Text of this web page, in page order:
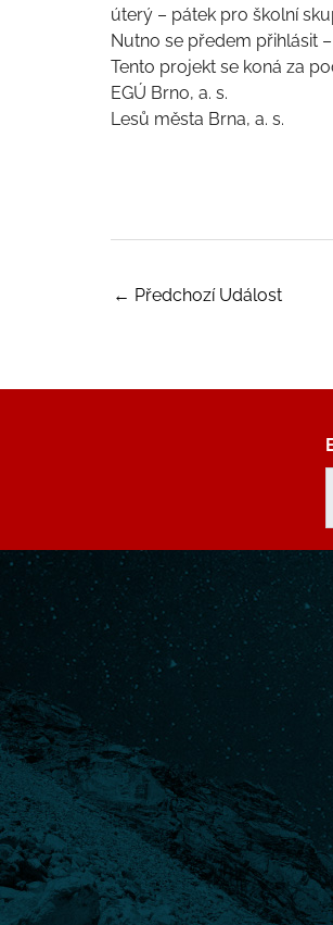
úterý – pátek pro školní
Nutno se předem přihlásit
Tento projekt se koná za
EGÚ Brno, a. s.
Lesů města Brna, a. s.
← Předchozí Událost